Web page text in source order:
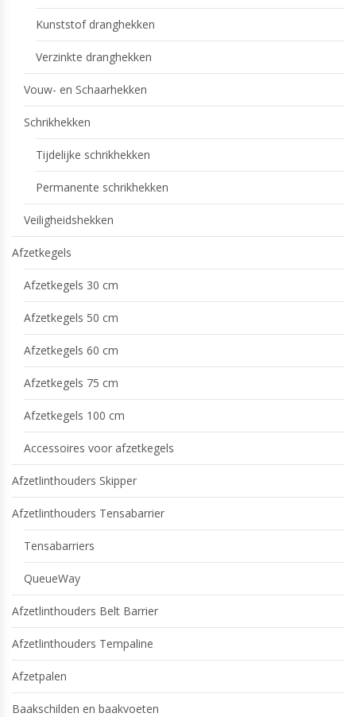
Kunststof dranghekken
Verzinkte dranghekken
Vouw- en Schaarhekken
Schrikhekken
Tijdelijke schrikhekken
Permanente schrikhekken
Veiligheidshekken
Afzetkegels
Afzetkegels 30 cm
Afzetkegels 50 cm
Afzetkegels 60 cm
Afzetkegels 75 cm
Afzetkegels 100 cm
Accessoires voor afzetkegels
Afzetlinthouders Skipper
Afzetlinthouders Tensabarrier
Tensabarriers
QueueWay
Afzetlinthouders Belt Barrier
Afzetlinthouders Tempaline
Afzetpalen
Baakschilden en baakvoeten